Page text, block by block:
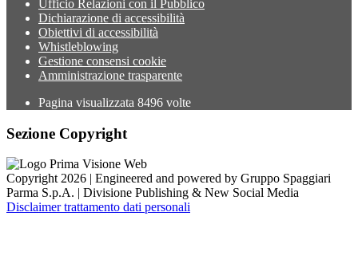
Ufficio Relazioni con il Pubblico
Dichiarazione di accessibilità
Obiettivi di accessibilità
Whistleblowing
Gestione consensi cookie
Amministrazione trasparente
Pagina visualizzata 8496 volte
Sezione Copyright
Copyright 2026 | Engineered and powered by Gruppo Spaggiari
Parma S.p.A. | Divisione Publishing & New Social Media
Disclaimer trattamento dati personali